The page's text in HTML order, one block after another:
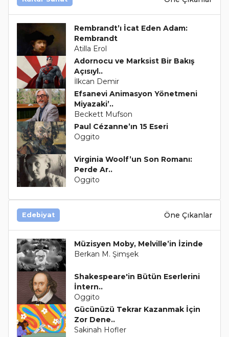
Rembrandt’ı İcat Eden Adam:
Rembrandt
Atilla Erol
Adornocu ve Marksist Bir Bakış
Açısıyl..
İlkcan Demir
Efsanevi Animasyon Yönetmeni
Miyazaki’..
Beckett Mufson
Paul Cézanne’ın 15 Eseri
Oggito
Virginia Woolf’un Son Romanı:
Perde Ar..
Oggito
Edebiyat Öne Çıkanlar
Müzisyen Moby, Melville’in İzinde
Berkan M. Şimşek
Shakespeare'in Bütün Eserlerini
İntern..
Oggito
Gücünüzü Tekrar Kazanmak İçin
Zor Dene..
Sakinah Hofler